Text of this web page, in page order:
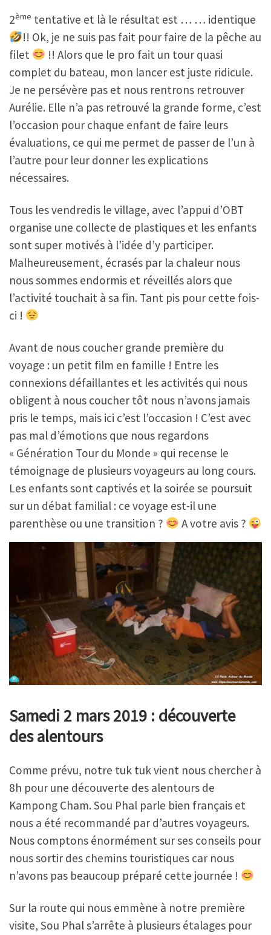
2ème tentative et là le résultat est … … identique
!! Ok, je ne suis pas fait pour faire de la pêche au
filet
!! Alors que le pro fait un tour quasi
complet du bateau, mon lancer est juste ridicule.
Je ne persévère pas et nous rentrons retrouver
Aurélie. Elle n’a pas retrouvé la grande forme, c’est
l’occasion pour chaque enfant de faire leurs
évaluations, ce qui me permet de passer de l’un à
l’autre pour leur donner les explications
nécessaires.
Tous les vendredis le village, avec l’appui d’OBT
organise une collecte de plastiques et les enfants
sont super motivés à l’idée d’y participer.
Malheureusement, écrasés par la chaleur nous
nous sommes endormis et réveillés alors que
l’activité touchait à sa fin. Tant pis pour cette fois-
ci !
Avant de nous coucher grande première du
voyage : un petit film en famille ! Entre les
connexions défaillantes et les activités qui nous
obligent à nous coucher tôt nous n’avons jamais
pris le temps, mais ici c’est l’occasion ! C’est avec
pas mal d’émotions que nous regardons
« Génération Tour du Monde » qui recense le
témoignage de plusieurs voyageurs au long cours.
Les enfants sont captivés et la soirée se poursuit
sur un débat familial : ce voyage est-il une
parenthèse ou une transition ?
A votre avis ?
Samedi 2 mars 2019 : découverte
des alentours
Comme prévu, notre tuk tuk vient nous chercher à
8h pour une découverte des alentours de
Kampong Cham. Sou Phal parle bien français et
nous a été recommandé par d’autres voyageurs.
Nous comptons énormément sur ses conseils pour
nous sortir des chemins touristiques car nous
n’avons pas beaucoup préparé cette journée !
Sur la route qui nous emmène à notre première
visite, Sou Phal s’arrête à plusieurs étalages pour